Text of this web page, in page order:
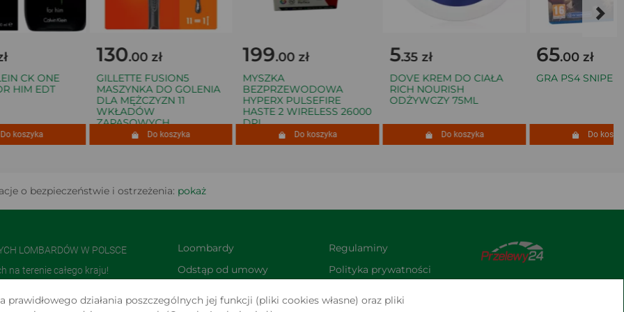
CK ONE
HIM EDT
koszyka
130.00 zł
GILLETTE FUSION5
MASZYNKA DO GOLENIA
DLA MĘŻCZYZN 11
WKŁADÓW
ZAPASOWYCH
Do koszyka
199.00 zł
MYSZKA
BEZPRZEWODOWA
HYPERX PULSEFIRE
HASTE 2 WIRELESS 26000
DPI
Do koszyka
5.35 zł
DOVE KREM DO CIAŁA
RICH NOURISH
ODŻYWCZY 75ML
Do koszyka
65.00 zł
GRA PS4 SNIPER
Do koszyka
o bezpieczeństwie i ostrzeżenia: pokaż
LOMBARDÓW W POLSCE
na terenie całego kraju!
Loombardy
Odstąp od umowy
Zwroty i reklamacje
Regulaminy
Polityka prywatności
działania poszczególnych jej funkcji (pliki cookies własne) oraz pliki